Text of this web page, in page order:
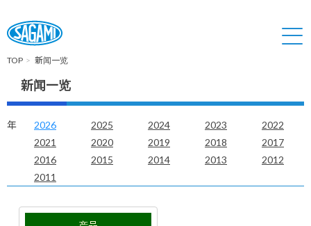
TOP 新闻一览
新闻一览
年 2026 2025 2024 2023
2022
2021
2020 2019 2018
2017
2016
2015 2014 2013
2012
2011